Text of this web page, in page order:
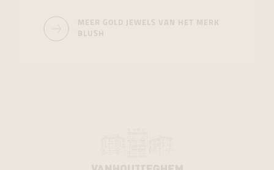
MEER GOLD JEWELS VAN HET MERK
BLUSH